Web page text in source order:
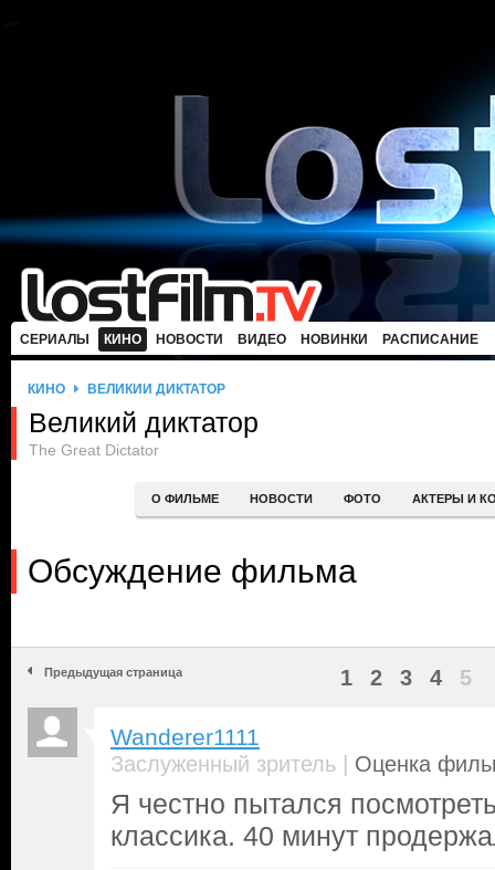
СЕРИАЛЫ КИНО НОВОСТИ ВИДЕО НОВИНКИ РАСПИСАНИЕ
КИНО ВЕЛИКИЙ ДИКТАТОР
Великий диктатор
The Great Dictator
О ФИЛЬМЕ НОВОСТИ ФОТО АКТЕРЫ И
Обсуждение фильма
Предыдущая страница 1 2 3 4 5
Wanderer1111
Заслуженный зритель | Оценка
Я честно пытался
классика. 40 минут